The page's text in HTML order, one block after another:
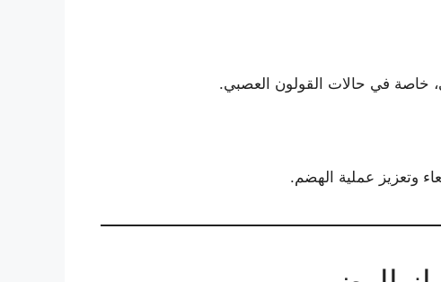
خاصة في حالات القولون العصبي.
وتعزيز عملية الهضم.